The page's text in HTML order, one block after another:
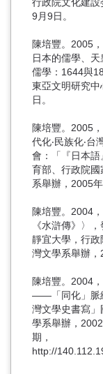
9月9日。
陳培豐。2005
日本的儒學、
儒學：1644與
東亞文明研究
日。
陳培豐。2005
代化‧民族化‧
會：「『日本
育部、行政院
系舉辦，2005年
陳培豐。2004
《水滸傳》〉
靜宜大學，行
灣文學系舉辦，
陳培豐。2004
――「同化」脈
灣文學史書寫
學系舉辦，
期，
http://